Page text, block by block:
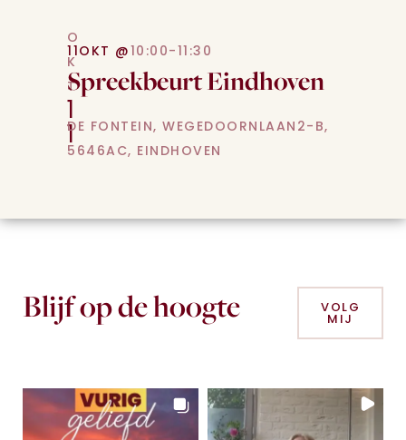
O
K
T
1
1
11 OKT @ 10:00-11:30
Spreekbeurt Eindhoven
DE FONTEIN, WEGEDOORNLAAN2-B,
5646AC, EINDHOVEN
Blijf op de hoogte
VOLG
MIJ